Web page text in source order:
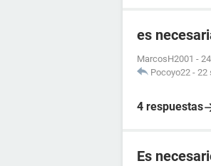
es
MarcosH2001 -
Pocoyo22 - 22
4 respuestas
Es